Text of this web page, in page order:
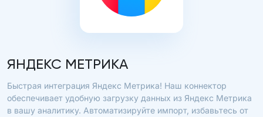
ЯНДЕКС МЕТРИКА
Быстрая интеграция Яндекс Метрика! Наш коннектор
обеспечивает удобную загрузку данных из Яндекс Метрика
в вашу аналитику. Автоматизируйте импорт, избавьтесь от